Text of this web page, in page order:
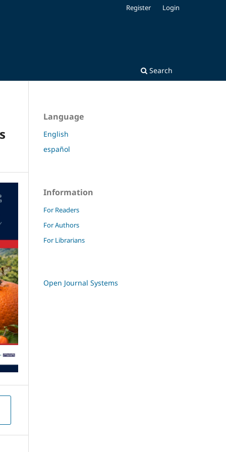
Search
Register Login
Language
English
español
Information
For Readers
For Authors
For Librarians
Open Journal Systems